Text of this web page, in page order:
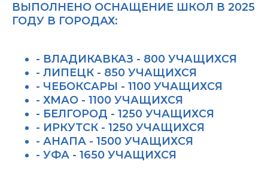
ВЫПОЛНЕНО ОСНАЩЕНИЕ ШКОЛ В 2025
ГОДУ В ГОРОДАХ:
- ВЛАДИКАВКАЗ - 800 УЧАЩИХСЯ
- ЛИПЕЦК - 850 УЧАЩИХСЯ
- ЧЕБОКСАРЫ - 1100 УЧАЩИХСЯ
- ХМАО - 1100 УЧАЩИХСЯ
- БЕЛГОРОД - 1250 УЧАЩИХСЯ
- ИРКУТСК - 1250 УЧАЩИХСЯ
- АНАПА - 1500 УЧАЩИХСЯ
- УФА - 1650 УЧАЩИХСЯ